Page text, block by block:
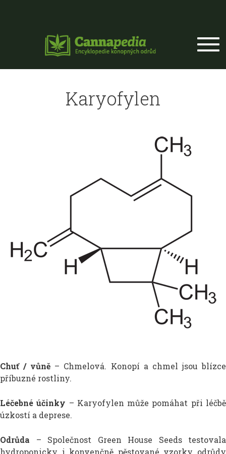
Karyofylen
Chuť / vůně – Chmelová. Konopí a chmel jsou blízce
příbuzné rostliny.
Léčebné účinky – Karyofylen může pomáhat při léčbě
úzkostí a deprese.
Odrůda – Společnost Green House Seeds testovala
hydroponicky i konvenčně pěstované vzorky odrůdy